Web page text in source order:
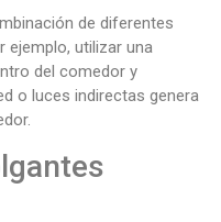
de diferentes
ejemplo, utilizar una
del comedor y
o luces indirectas genera